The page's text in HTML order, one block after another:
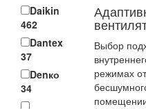
Daikin
462
Dantex
37
Denко
34
Выбор
режимах